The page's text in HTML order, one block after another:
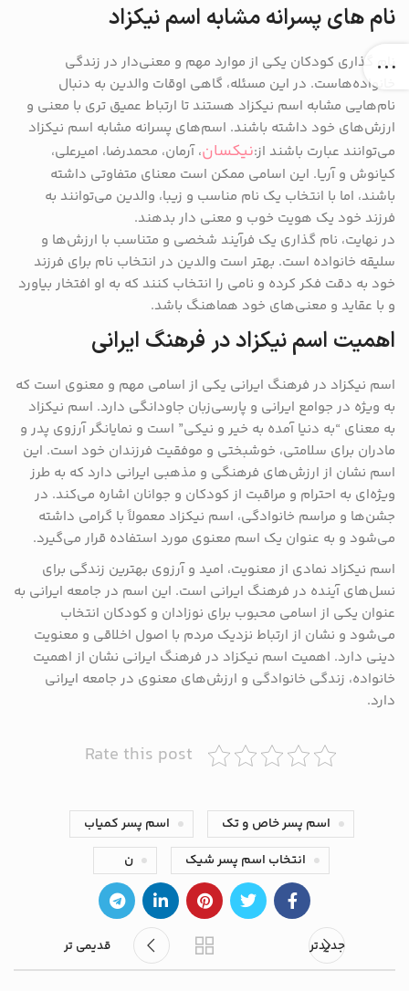
نام های پسرانه مشابه اسم نیکزاد
نام ‌گذاری کودکان یکی از موارد مهم و معنی‌دار در زندگی
خانواده‌هاست. در این مسئله، گاهی اوقات والدین به دنبال
نام‌هایی مشابه اسم نیکزاد هستند تا ارتباط عمیق تری با معنی و
ارزش‌های خود داشته باشند. اسم‌های پسرانه مشابه اسم نیکزاد
می‌توانند عبارت باشند از:نیکسان، آرمان، محمدرضا، امیرعلی،
کیانوش و آریا. این اسامی ممکن است معنای متفاوتی داشته
باشند، اما با انتخاب یک نام مناسب و زیبا، والدین می‌توانند به
فرزند خود یک هویت خوب و معنی ‌دار بدهند.
در نهایت، نام‌ گذاری یک فرآیند شخصی و متناسب با ارزش‌ها و
سلیقه خانواده است. بهتر است والدین در انتخاب نام برای فرزند
خود به دقت فکر کرده و نامی را انتخاب کنند که به او افتخار بیاورد
و با عقاید و معنی‌های خود هماهنگ باشد.
اهمیت اسم نیکزاد در فرهنگ ایرانی
اسم نیکزاد در فرهنگ ایرانی یکی از اسامی مهم و معنوی است که
به ویژه در جوامع ایرانی و پارسی‌زبان جاودانگی دارد. اسم نیکزاد
به معنای “به دنیا آمده به خیر و نیکی” است و نمایانگر آرزوی پدر و
مادران برای سلامتی، خوشبختی و موفقیت فرزندان خود است. این
اسم نشان از ارزش‌های فرهنگی و مذهبی ایرانی دارد که به طرز
ویژه‌ای به احترام و مراقبت از کودکان و جوانان اشاره می‌کند. در
جشن‌ها و مراسم خانوادگی، اسم نیکزاد معمولاً با گرامی داشته
می‌شود و به عنوان یک اسم معنوی مورد استفاده قرار می‌گیرد.
اسم نیکزاد نمادی از معنویت، امید و آرزوی بهترین زندگی برای
نسل‌های آینده در فرهنگ ایرانی است. این اسم در جامعه ایرانی به
عنوان یکی از اسامی محبوب برای نوزادان و کودکان انتخاب
می‌شود و نشان از ارتباط نزدیک مردم با اصول اخلاقی و معنویت
دینی دارد. اهمیت اسم نیکزاد در فرهنگ ایرانی نشان از اهمیت
خانواده، زندگی خانوادگی و ارزش‌های معنوی در جامعه ایرانی
دارد.
Rate this post
اسم پسر خاص و تک
اسم پسر کمیاب
انتخاب اسم پسر شیک
ن
جدیدتر قدیمی تر